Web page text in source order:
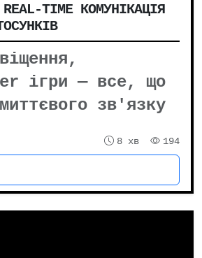
REAL-TIME КОМУНІКАЦІЯ
ігри — все, що
зв'язку
8 хв 194